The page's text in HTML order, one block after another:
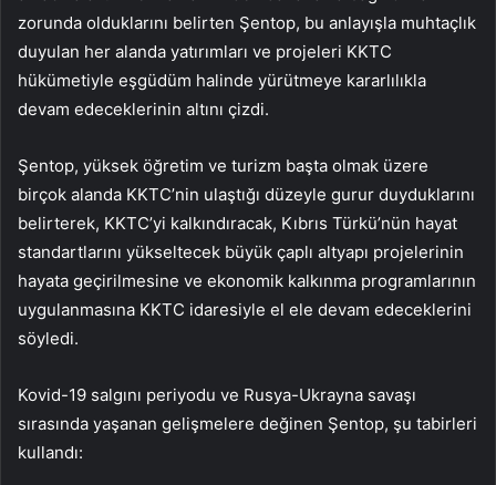
zorunda olduklarını belirten Şentop, bu anlayışla muhtaçlık
duyulan her alanda yatırımları ve projeleri KKTC
hükümetiyle eşgüdüm halinde yürütmeye kararlılıkla
devam edeceklerinin altını çizdi.
Şentop, yüksek öğretim ve turizm başta olmak üzere
birçok alanda KKTC’nin ulaştığı düzeyle gurur duyduklarını
belirterek, KKTC’yi kalkındıracak, Kıbrıs Türkü’nün hayat
standartlarını yükseltecek büyük çaplı altyapı projelerinin
hayata geçirilmesine ve ekonomik kalkınma programlarının
uygulanmasına KKTC idaresiyle el ele devam edeceklerini
söyledi.
Kovid-19 salgını periyodu ve Rusya-Ukrayna savaşı
sırasında yaşanan gelişmelere değinen Şentop, şu tabirleri
kullandı: